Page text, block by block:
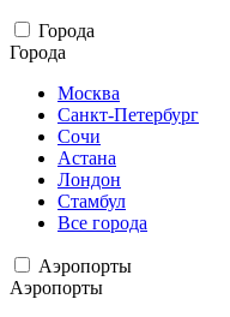
Города
Города
Москва
Санкт-Петербург
Сочи
Астана
Лондон
Стамбул
Все города
Аэропорты
Аэропорты